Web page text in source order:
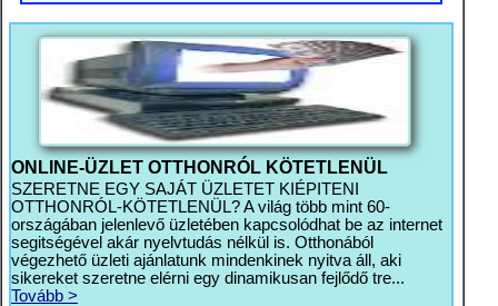
ONLINE-ÜZLET OTTHONRÓL KÖTETLENÜL
SZERETNE EGY SAJÁT ÜZLETET KIÉPITENI
OTTHONRÓL-KÖTETLENÜL? A világ több mint 60-
országában jelenlevő üzletében kapcsolódhat be az internet
segitségével akár nyelvtudás nélkül is. Otthonából
végezhető üzleti ajánlatunk mindenkinek nyitva áll, aki
sikereket szeretne elérni egy dinamikusan fejlődő tre...
Tovább >